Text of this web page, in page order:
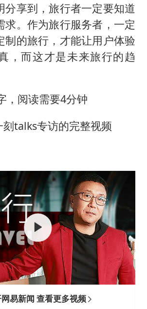
费大厨口号更改 不再宣传小炒肉大王
56岁刘奕君跟13岁女儿合跳
从科技创新看开局起步的时与势
分享到，旅行者一定要知道
求。作为旅行服务者，一定
制的旅行，才能让用户体验
，而这才是未来旅行的趋
，阅读需要4分钟
刻talks专访的完整视频
易新闻 查看更多视频